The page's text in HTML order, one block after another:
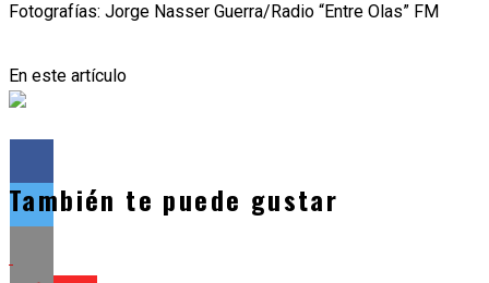
Fotografías: Jorge Nasser Guerra/Radio “Entre Olas” FM
En este artículo
También te puede gustar